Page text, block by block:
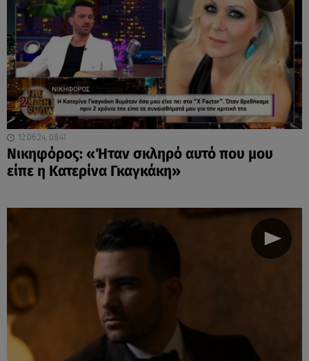
12.06.24, 08:41
Νικηφόρος: «Ήταν σκληρό αυτό που μου
είπε η Κατερίνα Γκαγκάκη»